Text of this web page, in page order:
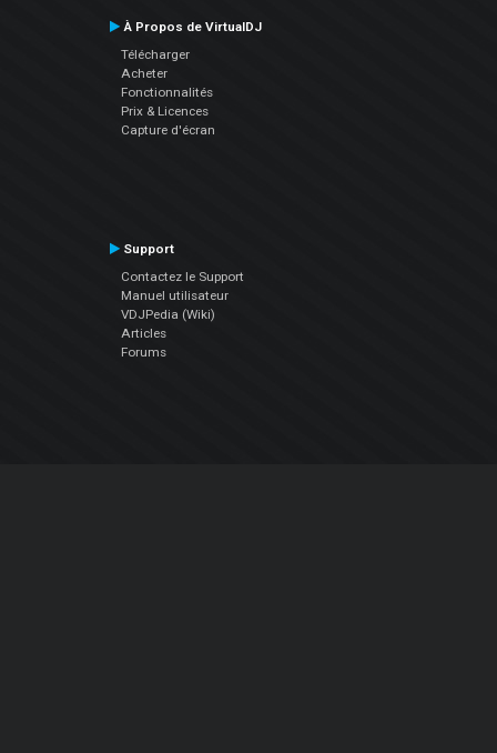
À Propos de VirtualDJ
Télécharger
Acheter
Fonctionnalités
Prix & Licences
Capture d'écran
Support
Contactez le Support
Manuel utilisateur
VDJPedia (Wiki)
Articles
Forums